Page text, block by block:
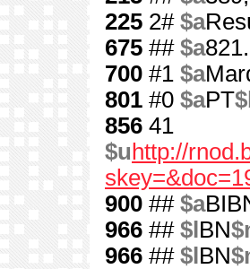
225 2# $a
675 ## $a
700 #1 $a
801 #0 $aPT
856 41
$u http://
900 ## $a
966 ## $l BN
966 ## $l BN